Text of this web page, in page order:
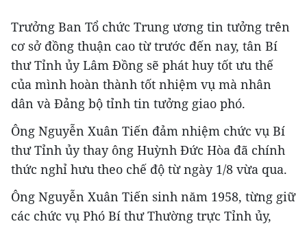
Trưởng Ban Tổ chức Trung ương tin tưởng trên
cơ sở đồng thuận cao từ trước đến nay, tân Bí
thư Tỉnh ủy Lâm Đồng sẽ phát huy tốt ưu thế
của mình hoàn thành tốt nhiệm vụ mà nhân
dân và Đảng bộ tỉnh tin tưởng giao phó.
Ông Nguyễn Xuân Tiến đảm nhiệm chức vụ Bí
thư Tỉnh ủy thay ông Huỳnh Đức Hòa đã chính
thức nghỉ hưu theo chế độ từ ngày 1/8 vừa qua.
Ông Nguyễn Xuân Tiến sinh năm 1958, từng giữ
các chức vụ Phó Bí thư Thường trực Tỉnh ủy,